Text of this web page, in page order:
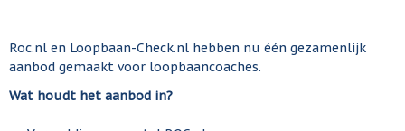
Roc.nl en Loopbaan-Check.nl hebben nu één gezamenlijk
aanbod gemaakt voor loopbaancoaches.
Wat houdt het aanbod in?